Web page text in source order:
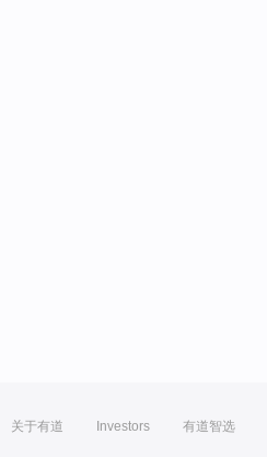
关于有道 Investors 有道智选